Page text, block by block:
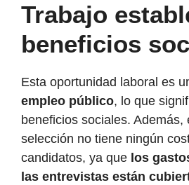
Trabajo
beneficios
Esta oportunidad laboral es
empleo público, lo que
beneficios sociales. Además,
selección no tiene ningún
candidatos, ya que los
las entrevistas están